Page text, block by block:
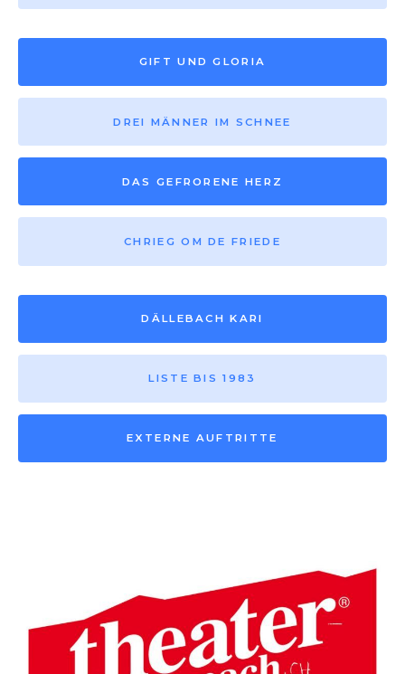
GIFT UND GLORIA
DREI MÄNNER IM SCHNEE
DAS GEFRORENE HERZ
CHRIEG OM DE FRIEDE
DÄLLEBACH KARI
LISTE BIS 1983
EXTERNE AUFTRITTE